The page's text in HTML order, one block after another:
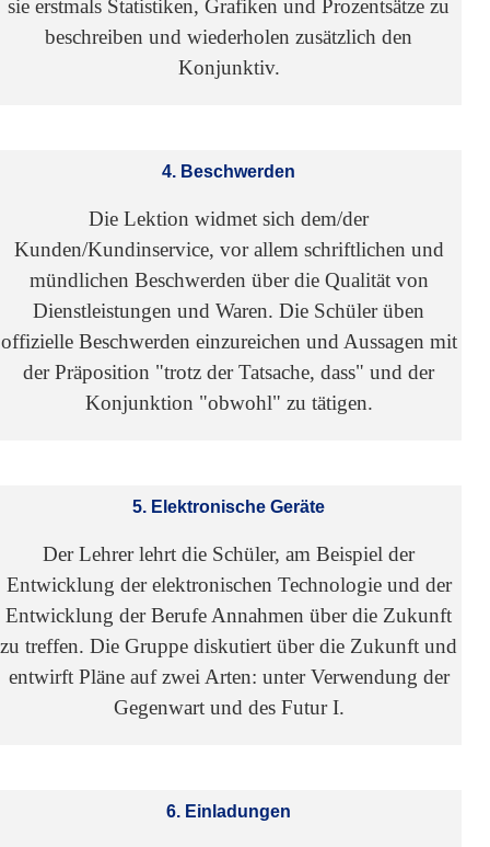
sie erstmals Statistiken, Grafiken und Prozentsätze zu
beschreiben und wiederholen zusätzlich den
Konjunktiv.
4. Beschwerden
Die Lektion widmet sich dem/der
Kunden/Kundinservice, vor allem schriftlichen und
mündlichen Beschwerden über die Qualität von
Dienstleistungen und Waren. Die Schüler üben
offizielle Beschwerden einzureichen und Aussagen mit
der Präposition "trotz der Tatsache, dass" und der
Konjunktion "obwohl" zu tätigen.
5. Elektronische Geräte
Der Lehrer lehrt die Schüler, am Beispiel der
Entwicklung der elektronischen Technologie und der
Entwicklung der Berufe Annahmen über die Zukunft
zu treffen. Die Gruppe diskutiert über die Zukunft und
entwirft Pläne auf zwei Arten: unter Verwendung der
Gegenwart und des Futur I.
6. Einladungen